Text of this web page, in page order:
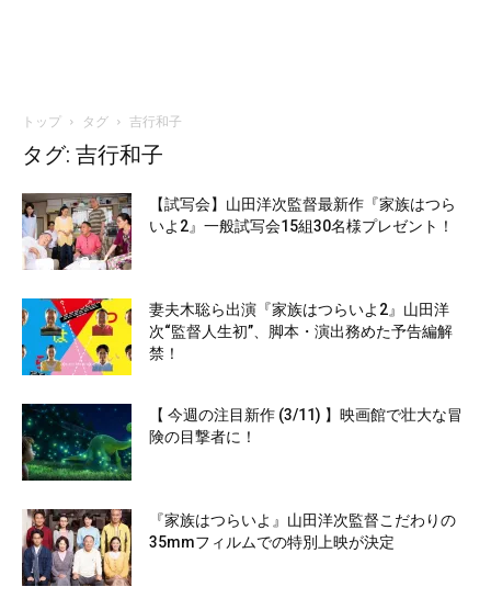
トップ タグ 吉行和子
タグ: 吉行和子
【試写会】山田洋次監督最新作『家族はつら
いよ2』一般試写会15組30名様プレゼント！
妻夫木聡ら出演『家族はつらいよ2』山田洋
次“監督人生初”、脚本・演出務めた予告編解
禁！
【 今週の注目新作 (3/11) 】映画館で壮大な冒
険の目撃者に！
『家族はつらいよ』山田洋次監督こだわりの
35mmフィルムでの特別上映が決定